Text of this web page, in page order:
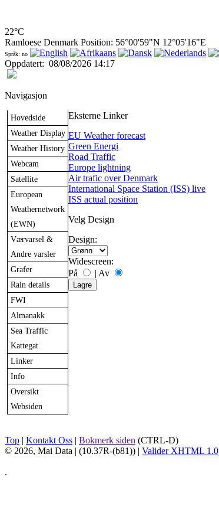
22°C
Ramloese Denmark Position: 56°00'59"N 12°05'16"E
Språk: no
Oppdatert: 08/08/2026 14:17
Navigasjon
Hovedside
Weather Display
Weather History
Webcam
Satellite
European
Weathernetwork
(EWN)
Værvarsel &
Andre varsler
Grafer
Rain details
FWI
Almanakk
Sea Traffic
Kattegat
Linker
Info
Oversikt
Websiden
Eksterne Linker
EU Weather forecast
Green Energi
Road Traffic
Europe lightning
Air trafic over Denmark
International Space Station (ISS) live
ISS actual position
Velg Design
Design:
Widescreen:
På
| Av
Top | Kontakt Oss | Bokmerk siden (CTRL-D)
© 2026, Mai Data | (10.37R-(b81)) | Valider XHTML 1.0
.